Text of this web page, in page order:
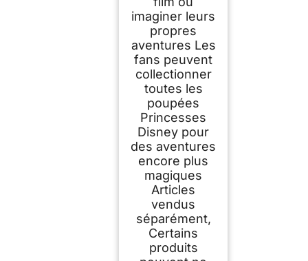
imaginer leurs
propres
aventures Les
fans peuvent
collectionner
toutes les
poupées
Princesses
Disney pour
des aventures
encore plus
magiques
Articles
vendus
séparément,
Certains
produits